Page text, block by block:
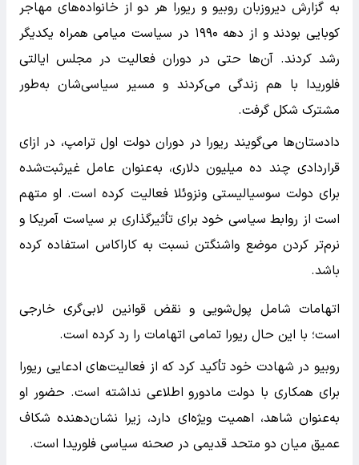
به گزارش دیروزبان روبیو و ریورا هر دو از خانواده‌های مهاجر
کوبایی بودند و از دهه ۱۹۹۰ در سیاست میامی همراه یکدیگر
رشد کردند. آن‌ها حتی در دوران فعالیت در مجلس ایالتی
فلوریدا با هم زندگی می‌کردند و مسیر سیاسی‌شان به‌طور
مشترک شکل گرفت.
دادستان‌ها می‌گویند ریورا در دوران دولت اول ترامپ، در ازای
قراردادی چند ده میلیون دلاری، به‌عنوان عامل غیرثبت‌شده
برای دولت سوسیالیستی ونزوئلا فعالیت کرده است. او متهم
است از روابط سیاسی خود برای تأثیرگذاری بر سیاست آمریکا و
نرم‌تر کردن موضع واشنگتن نسبت به کاراکاس استفاده کرده
باشد.
اتهامات شامل پول‌شویی و نقض قوانین لابی‌گری خارجی
است؛ با این حال ریورا تمامی اتهامات را رد کرده است.
روبیو در شهادت خود تأکید کرد که از فعالیت‌های ادعایی ریورا
برای همکاری با دولت مادورو اطلاعی نداشته است. حضور او
به‌عنوان شاهد، اهمیت ویژه‌ای دارد، زیرا نشان‌دهنده شکاف
عمیق میان دو متحد قدیمی در صحنه سیاسی فلوریدا است.